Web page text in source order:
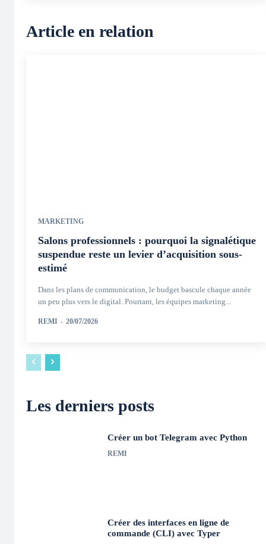
Article en relation
MARKETING
Salons professionnels : pourquoi la signalétique
suspendue reste un levier d’acquisition sous-
estimé
Dans les plans de communication, le budget bascule chaque année
un peu plus vers le digital. Pourtant, les équipes marketing...
REMI - 20/07/2026
Les derniers posts
Créer un bot Telegram avec Python
REMI
Créer des interfaces en ligne de
commande (CLI) avec Typer